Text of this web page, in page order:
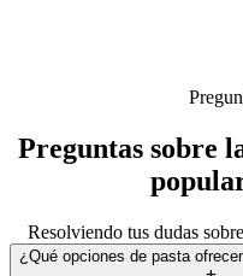
Preguntas sobre
Resolviendo tus dudas
¿Qué opciones de pasta